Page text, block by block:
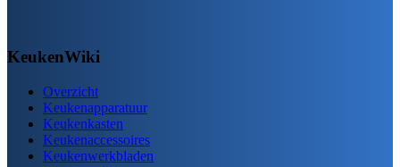
KeukenWiki
Overzicht
Keukenapparatuur
Keukenkasten
Keukenaccessoires
Keukenwerkbladen